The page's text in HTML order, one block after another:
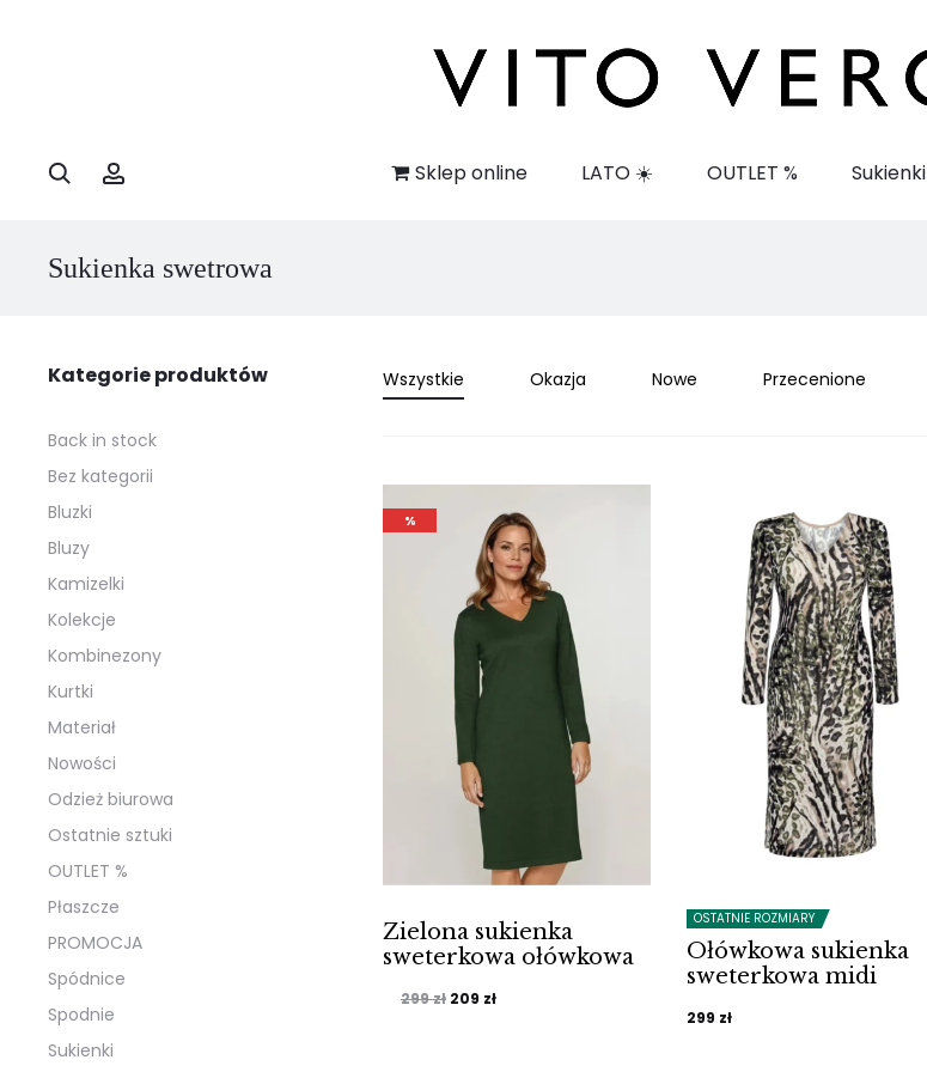
Szukaj Sklep online LATO ☀️ OUTLET % Sukienki
Sukienka swetrowa
Wszystkie Okazja Nowe Przecenione
%
Zielona sukienka
sweterkowa ołówkowa
299zł Pierwotna
209 złAktualna
OSTATNIE ROZMIARY
Ołówkowa sukienka
sweterkowa midi
299 zł
Kategorie produktów
Back in stock
Bez kategorii
Bluzki
Bluzy
Kamizelki
Kolekcje
Kombinezony
Kurtki
Materiał
Nowości
Odzież biurowa
Ostatnie sztuki
OUTLET %
Płaszcze
PROMOCJA
Spódnice
Spodnie
Sukienki